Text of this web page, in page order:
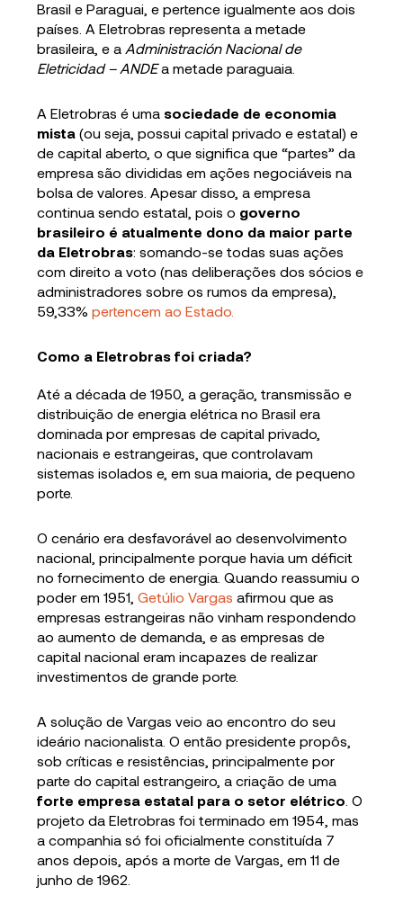
Brasil e Paraguai, e pertence igualmente aos dois
países. A Eletrobras representa a metade
brasileira, e a Administración Nacional de
Eletricidad – ANDEa metade paraguaia.
A Eletrobras é uma sociedade de economia
mista (ou seja, possui capital privado e estatal) e
de capital aberto, o que significa que “partes” da
empresa são divididas em ações negociáveis na
bolsa de valores. Apesar disso, a empresa
continua sendo estatal, pois o governo
brasileiro é atualmente dono da maior parte
da Eletrobras: somando-se todas suas ações
com direito a voto (nas deliberações dos sócios e
administradores sobre os rumos da empresa),
59,33%pertencem ao Estado.
Como a Eletrobras foi criada?
Até a década de 1950, a geração, transmissão e
distribuição de energia elétrica no Brasil era
dominada por empresas de capital privado,
nacionais e estrangeiras, que controlavam
sistemas isolados e, em sua maioria, de pequeno
porte.
O cenário era desfavorável ao desenvolvimento
nacional, principalmente porque havia um déficit
no fornecimento de energia. Quando reassumiu o
poder em 1951,Getúlio Vargasafirmou que as
empresas estrangeiras não vinham respondendo
ao aumento de demanda, e as empresas de
capital nacional eram incapazes de realizar
investimentos de grande porte.
A solução de Vargas veio ao encontro do seu
ideário nacionalista. O então presidente propôs,
sob críticas e resistências, principalmente por
parte do capital estrangeiro, a criação de uma
forte empresa estatal para o setor elétrico . O
projeto da Eletrobras foi terminado em 1954, mas
a companhia só foi oficialmente constituída 7
anos depois, após a morte de Vargas, em 11 de
junho de 1962.